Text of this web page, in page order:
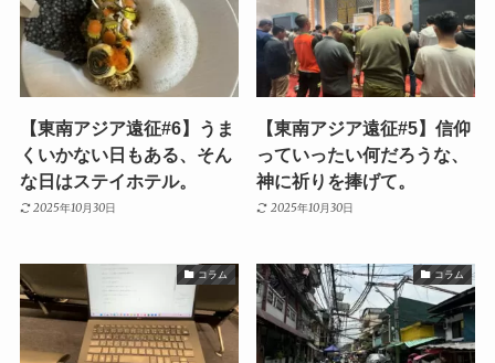
【東南アジア遠征#6】うま
くいかない日もある、そん
な日はステイホテル。
2025年10月30日
【東南アジア遠征#5】信仰
っていったい何だろうな、
神に祈りを捧げて。
2025年10月30日
コラム コラム